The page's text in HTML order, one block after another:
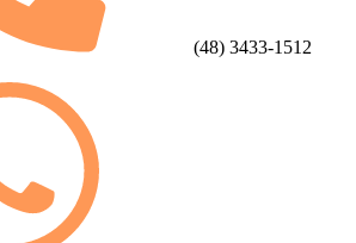
(48) 3433-1512